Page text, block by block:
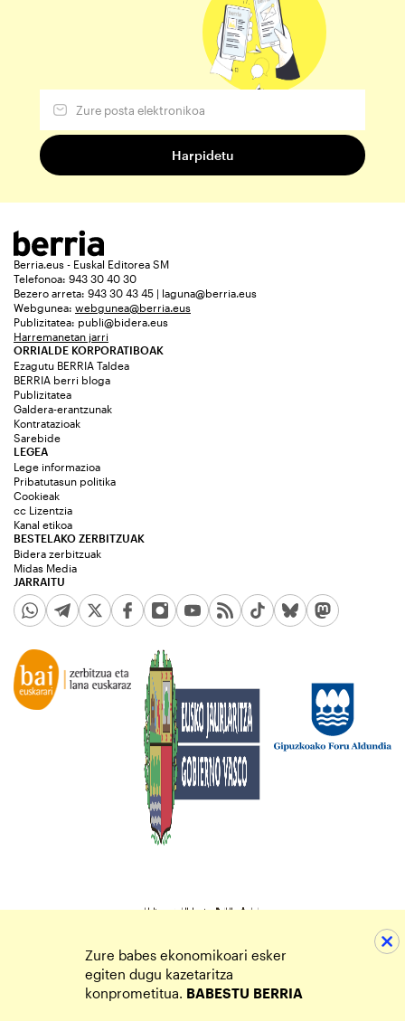
Berria.eus - Euskal Editorea SM
Telefonoa: 943 30 40 30
Bezero arreta: 943 30 43 45 | laguna@berria.eus
Webgunea: webgunea@berria.eus
Publizitatea: publi@bidera.eus
Harremanetan jarri
ORRIALDE KORPORATIBOAK
Ezagutu BERRIA Taldea
BERRIA berri bloga
Publizitatea
Galdera-erantzunak
Kontratazioak
Sarebide
JARRAITU
LEGEA
Lege informazioa
Pribatutasun politika
Cookieak
cc Lizentzia
Kanal etikoa
BESTELAKO ZERBITZUAK
Bidera zerbitzuak
Midas Media
Zure babes ekonomikoari esker
egiten dugu kazetaritza
konprometitua. BABESTU BERRIA